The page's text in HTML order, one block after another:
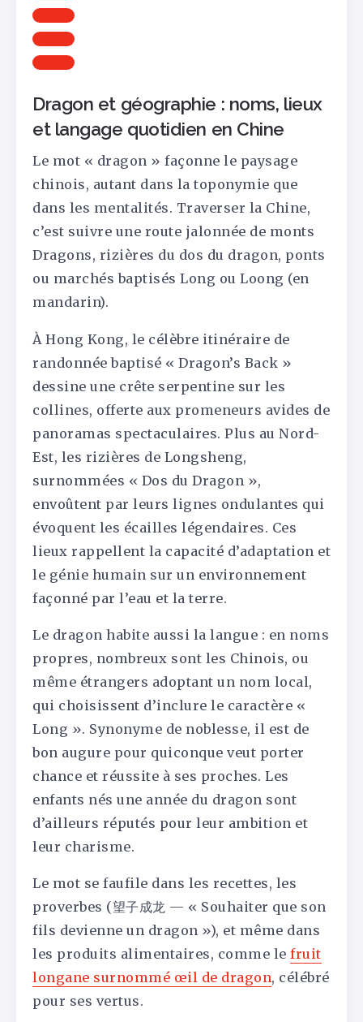
Dragon et géographie : noms, lieux
et langage quotidien en Chine
Le mot « dragon » façonne le paysage
chinois, autant dans la toponymie que
dans les mentalités. Traverser la Chine,
c’est suivre une route jalonnée de monts
Dragons, rizières du dos du dragon, ponts
ou marchés baptisés Long ou Loong (en
mandarin).
À Hong Kong, le célèbre itinéraire de
randonnée baptisé « Dragon’s Back »
dessine une crête serpentine sur les
collines, offerte aux promeneurs avides de
panoramas spectaculaires. Plus au Nord-
Est, les rizières de Longsheng,
surnommées « Dos du Dragon »,
envoûtent par leurs lignes ondulantes qui
évoquent les écailles légendaires. Ces
lieux rappellent la capacité d’adaptation et
le génie humain sur un environnement
façonné par l’eau et la terre.
Le dragon habite aussi la langue : en noms
propres, nombreux sont les Chinois, ou
même étrangers adoptant un nom local,
qui choisissent d’inclure le caractère «
Long ». Synonyme de noblesse, il est de
bon augure pour quiconque veut porter
chance et réussite à ses proches. Les
enfants nés une année du dragon sont
d’ailleurs réputés pour leur ambition et
leur charisme.
Le mot se faufile dans les recettes, les
proverbes (望子成龙 — « Souhaiter que son
fils devienne un dragon »), et même dans
les produits alimentaires, comme le fruit
longane surnommé œil de dragon, célébré
pour ses vertus.